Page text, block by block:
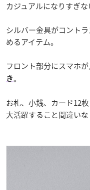
カジュアルになりすぎ
シルバー金具がコント
めるアイテム。
フロント部分にスマホ
き。
お札、小銭、カード12
大活躍すること間違いな